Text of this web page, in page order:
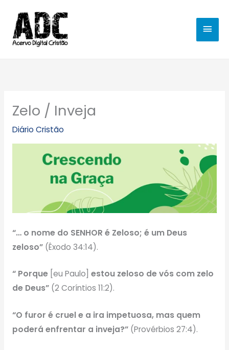
para
conteúdo
Zelo / Inveja
Diário Cristão
“… o nome do SENHOR é Zeloso; é um Deus
zeloso”(Êxodo 34:14).
“ Porque [eu Paulo] estou zeloso de vós com zelo
de Deus”(2 Coríntios 11:2).
“O furor é cruel e a ira impetuosa, mas quem
poderá enfrentar a inveja?”(Provérbios 27:4).